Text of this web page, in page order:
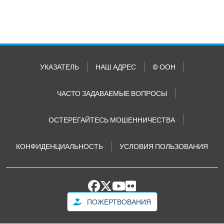
УКАЗАТЕЛЬ НАШ АДРЕС © ООН
ЧАСТО ЗАДАВАЕМЫЕ ВОПРОСЫ
ОСТЕРЕГАЙТЕСЬ МОШЕННИЧЕСТВА
КОНФИДЕНЦИАЛЬНОСТЬ УСЛОВИЯ ПОЛЬЗОВАНИЯ
ПОЖЕРТВОВАНИЯ